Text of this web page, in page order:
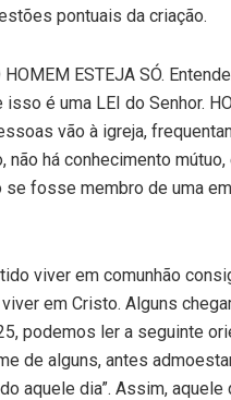
pontuais da criação.
HOMEM ESTEJA SÓ.
é uma LEI do Senhor.
vão à igreja,
não há conhecimento
fosse membro de uma
viver em comunhão
em Cristo. Alguns
podemos ler a seguinte
de alguns, antes
aquele dia”. Assim,